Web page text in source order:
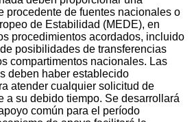
procedente de fuentes nacionales o
de Estabilidad (MEDE), en
procedimientos acordados, incluido
posibilidades de transferencias
compartimentos nacionales. Las
deben haber establecido
atender cualquier solicitud de
a su debido tiempo. Se desarrollará
común para el período